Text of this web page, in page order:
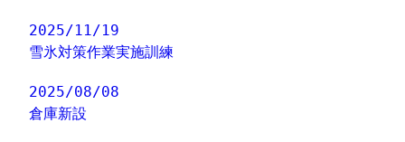
2025/11/19
雪氷対策作業実施訓練
2025/08/08
倉庫新設